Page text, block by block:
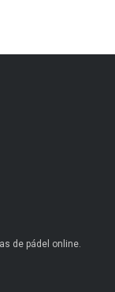
de pádel online.